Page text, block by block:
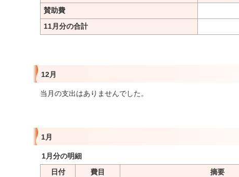
賛助費
11月分の合計
12月
当月の支出はありませんでした。
1月
1月分の明細
日付 費目 摘要